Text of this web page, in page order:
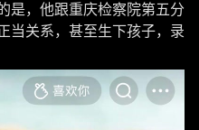
是，他跟重庆检察院第五分
当关系，甚至生下孩子，录